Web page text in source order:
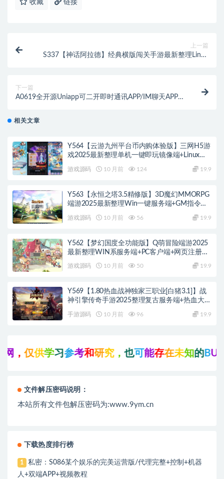
收藏 链接
上一篇
S337【神话阿拉德】经典横版闯关手游最新整理Linux
下一篇
A0619全开源Uniapp可二开即时通讯APP/IM聊天APP/
相关文章
Y564【云游九州平台币内购体验版】三网H5游
戏2025最新整理单机一键即玩镜像端+Linux手
游戏源码 10 月前 124 19.9
Y563【永恒之塔3.5精修版】3D魔幻MMORPG
端游2025最新整理Win一键服务端+GM指令
游戏源码 10 月前 56 19.9
Y562【梦幻国度全功能版】Q萌冒险端游2025
最新整理WIN系服务端+PC客户端+网页注册
游戏源码 10 月前 50 19.9
Y569【1.80热血战神独家三职业[白猪3.1]】战
神引擎传奇手游2025整理复古服务端+热血大陆
手游源码 10 月前 96 19.9
仅 供学习参考和研究，也 可能存在未知的BUG与
文件解压密码说明：
本站所有文件包解压密码为:www.9ym.cn
下载热度排行榜
1
私密：S086某个娱乐的完美运营版/代理完整+控制+机器
人+双端APP+视频教程